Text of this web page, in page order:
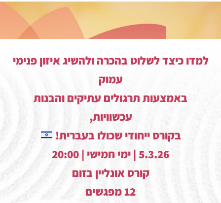
למדו כיצד לשלוט בהכרה ולהשיג איזון פנימי
עמוק
באמצעות תרגולים עתיקים והבנות
עכשוויות,
בקורס ייחודי שכולו בעברית!
5.3.26 | ימי חמישי | 20:00
קורס אונליין בזום
12 מפגשים